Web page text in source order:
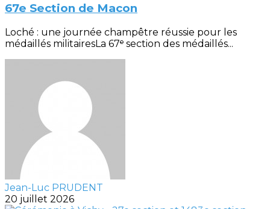
67e Section de Macon
Loché : une journée champêtre réussie pour les
médaillés militairesLa 67ᵉ section des médaillés...
Jean-Luc PRUDENT
20 juillet 2026